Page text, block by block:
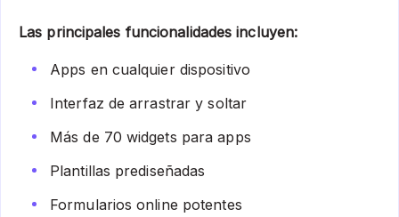
Las principales funcionalidades incluyen:
Apps en cualquier dispositivo
Interfaz de arrastrar y soltar
Más de 70 widgets para apps
Plantillas prediseñadas
Formularios online potentes